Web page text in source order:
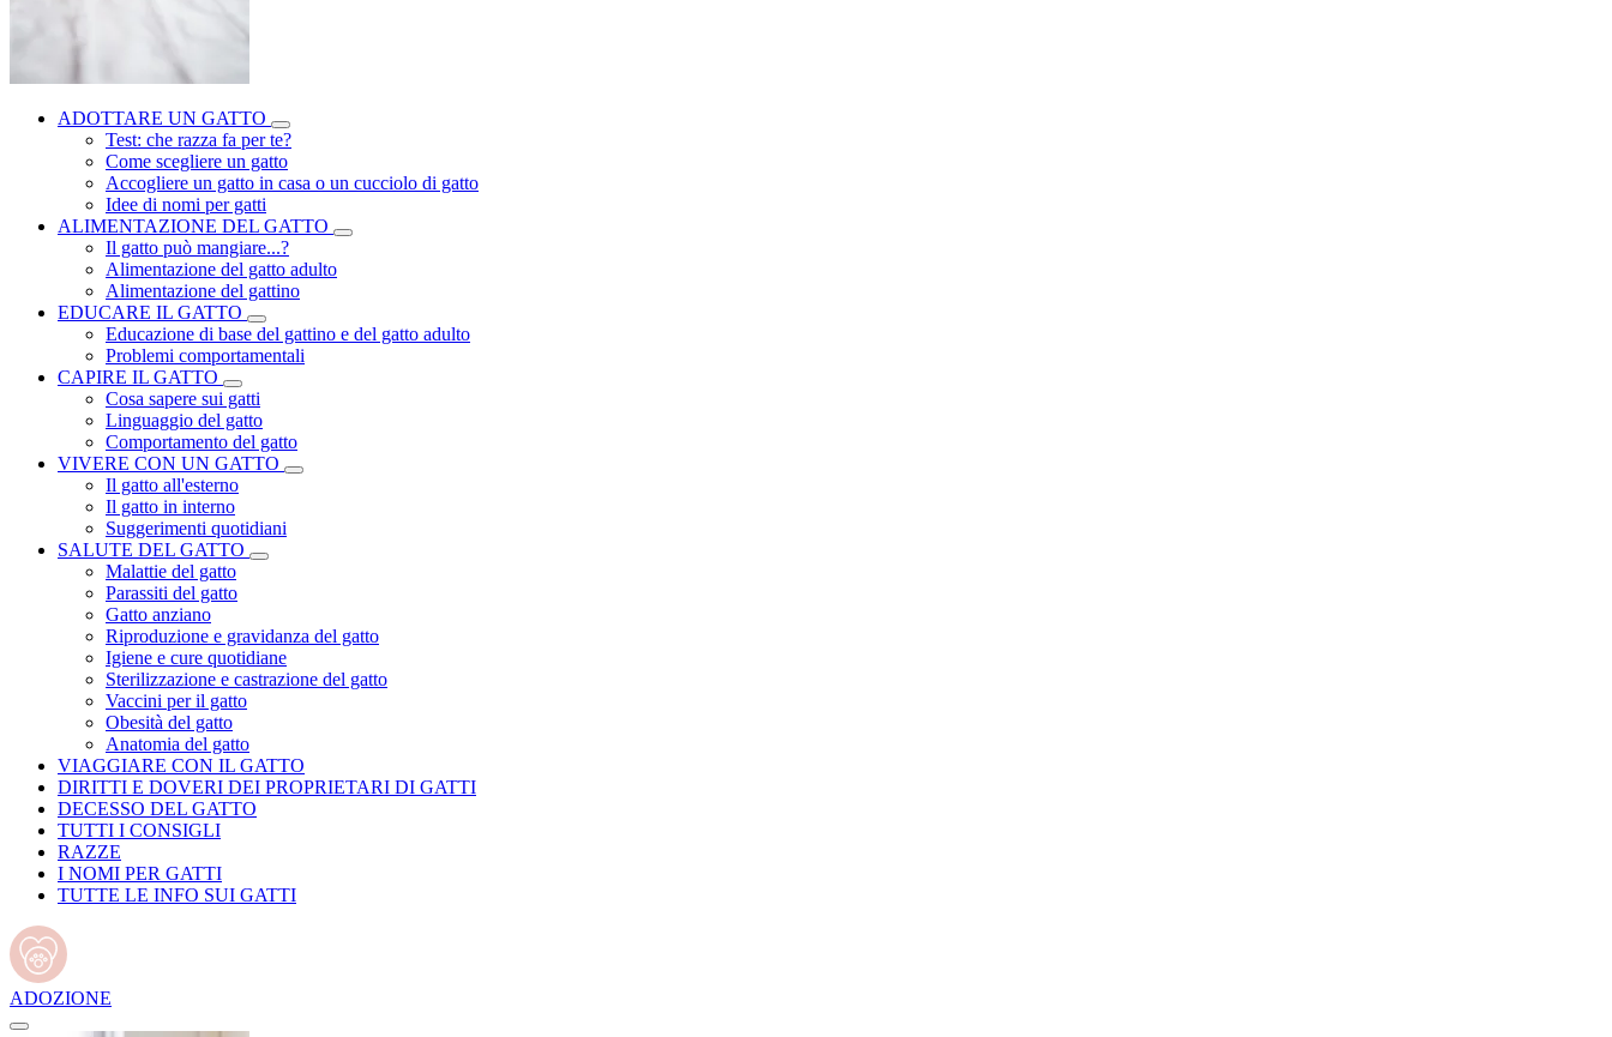
ADOTTARE UN GATTO
Test: che razza fa per te?
Come scegliere un gatto
Accogliere un gatto in casa o un cucciolo di gatto
Idee di nomi per gatti
ALIMENTAZIONE DEL GATTO
Il gatto può mangiare...?
Alimentazione del gatto adulto
Alimentazione del gattino
EDUCARE IL GATTO
Educazione di base del gattino e del gatto adulto
Problemi comportamentali
CAPIRE IL GATTO
Cosa sapere sui gatti
Linguaggio del gatto
Comportamento del gatto
VIVERE CON UN GATTO
Il gatto all'esterno
Il gatto in interno
Suggerimenti quotidiani
SALUTE DEL GATTO
Malattie del gatto
Parassiti del gatto
Gatto anziano
Riproduzione e gravidanza del gatto
Igiene e cure quotidiane
Sterilizzazione e castrazione del gatto
Vaccini per il gatto
Obesità del gatto
Anatomia del gatto
VIAGGIARE CON IL GATTO
DIRITTI E DOVERI DEI PROPRIETARI DI GATTI
DECESSO DEL GATTO
TUTTI I CONSIGLI
RAZZE
I NOMI PER GATTI
TUTTE LE INFO SUI GATTI
ADOZIONE